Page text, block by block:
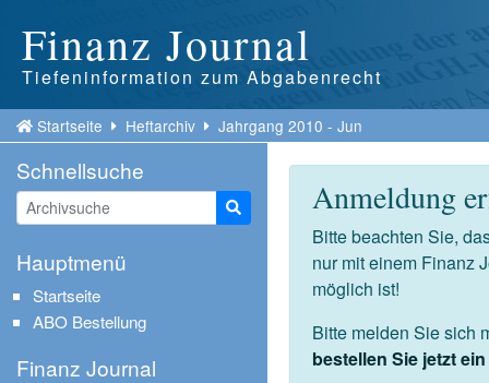
Finanz Journal
Tiefeninformation zum Abgabenrecht
Startseite Heftarchiv Jahrgang 2010 - Jun
Anmeldung
Bitte beachten Sie,
nur mit einem Finanz
möglich ist!
Bitte melden Sie sich
bestellen Sie jetzt
Schnellsuche
Suche starten
Hauptmenü
Startseite
ABO Bestellung
Finanz Journal